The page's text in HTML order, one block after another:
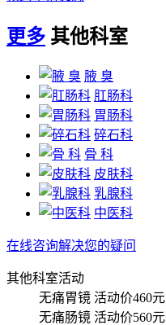
更多 其他科室
腋 臭
肛肠科
胃肠科
碎石科
骨 科
皮肤科
乳腺科
中医科
在线咨询解决您的疑问
其他科室活动
无痛胃镜 活动价460元
无痛肠镜 活动价560元